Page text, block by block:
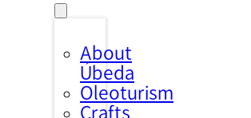
About
Úbeda
Oleoturism
Crafts